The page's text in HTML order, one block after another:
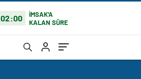
02:00
İMSAK'A
KALAN SÜRE